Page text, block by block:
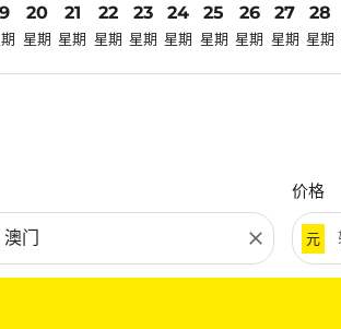
20
星期
21
星期
22
星期
23
星期
24
星期
25
星期
26
星期
27
星期
28
星期
close
价格
元